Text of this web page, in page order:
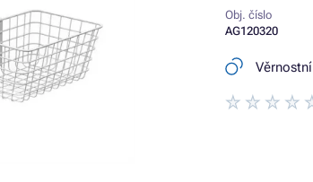
Obj. číslo
AG120320